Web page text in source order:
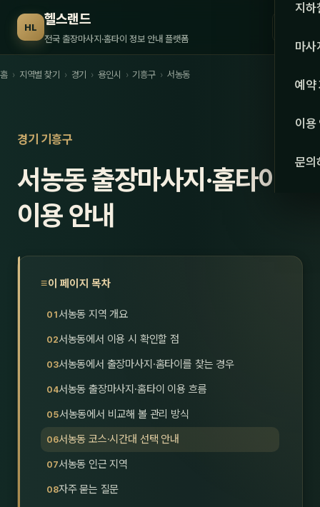
HL 헬스랜드
전국 출장마사지·홈타이 정보 안내 플랫폼 서울
강원·
강원
충북
지하
마사
관리
스
예약
이용
문의
홈 › 지역별 찾기 › 경기 › 용인시 › 기흥구 › 서농동
경기 기흥구
서농동 출장마사지·홈타이
이용 안내
이 페이지 목차
서농동 지역 개요
서농동에서 이용 시 확인할 점
서농동에서 출장마사지·홈타이를 찾는 경우
서농동 출장마사지·홈타이 이용 흐름
서농동에서 비교해 볼 관리 방식
서농동 코스·시간대 선택 안내
서농동 인근 지역
자주 묻는 질문